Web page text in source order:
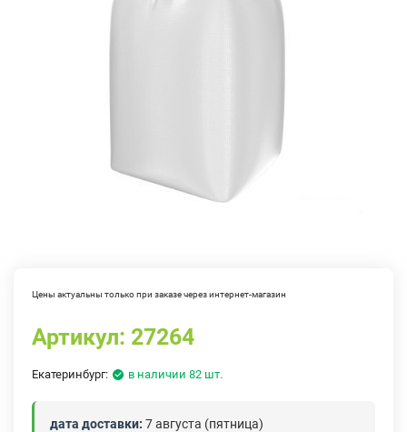
Цены актуальны только при заказе через интернет-магазин
Артикул: 27264
Екатеринбург: в наличии 82 шт.
дата доставки: 7 августа (пятница)